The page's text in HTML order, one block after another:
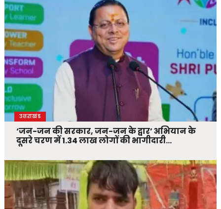
उत्तराखंड
‘जन-जन की सरकार, जन-जन के द्वार’ अभियान के
दूसरे चरण में 1.34 लाख लोगों की भागीदारी…